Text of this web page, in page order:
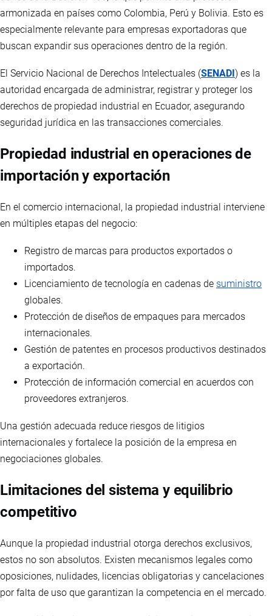
armonizada en países como Colombia, Perú y Bolivia. Esto es
especialmente relevante para empresas exportadoras que
buscan expandir sus operaciones dentro de la región.
El Servicio Nacional de Derechos Intelectuales (SENADI) es la
autoridad encargada de administrar, registrar y proteger los
derechos de propiedad industrial en Ecuador, asegurando
seguridad jurídica en las transacciones comerciales.
Propiedad industrial en operaciones de
importación y exportación
En el comercio internacional, la propiedad industrial interviene
en múltiples etapas del negocio:
Registro de marcas para productos exportados o
importados.
Licenciamiento de tecnología en cadenas de suministro
globales.
Protección de diseños de empaques para mercados
internacionales.
Gestión de patentes en procesos productivos destinados
a exportación.
Protección de información comercial en acuerdos con
proveedores extranjeros.
Una gestión adecuada reduce riesgos de litigios
internacionales y fortalece la posición de la empresa en
negociaciones globales.
Limitaciones del sistema y equilibrio
competitivo
Aunque la propiedad industrial otorga derechos exclusivos,
estos no son absolutos. Existen mecanismos legales como
oposiciones, nulidades, licencias obligatorias y cancelaciones
por falta de uso que garantizan la competencia en el mercado.